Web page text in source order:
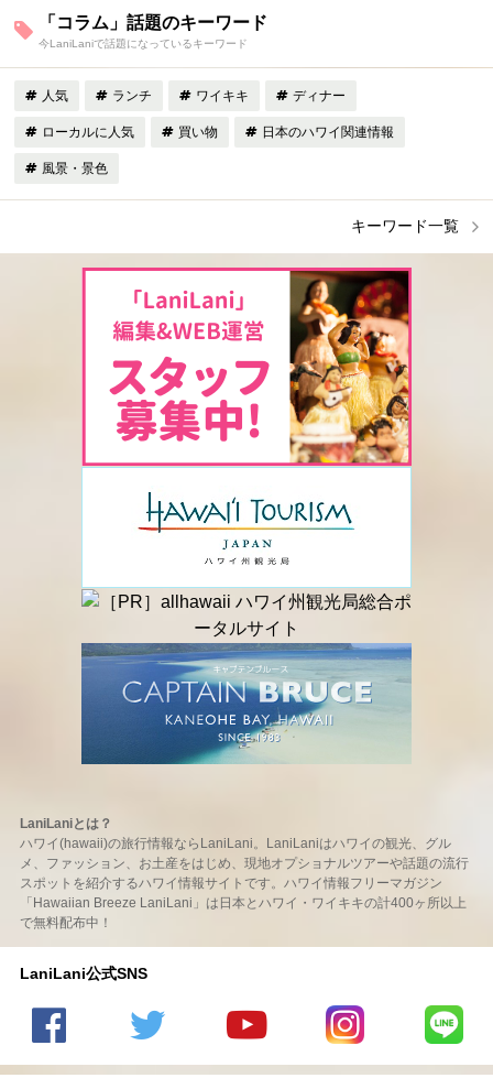
「コラム」話題のキーワード
今LaniLaniで話題になっているキーワード
人気 ランチ ワイキキ ディナー
ローカルに人気 買い物 日本のハワイ関連情報
風景・景色
キーワード一覧
LaniLaniとは？
ハワイ(hawaii)の旅行情報ならLaniLani。LaniLaniはハワイの観光、グル
メ、ファッション、お土産をはじめ、現地オプショナルツアーや話題の流行
スポットを紹介するハワイ情報サイトです。ハワイ情報フリーマガジン
「Hawaiian Breeze LaniLani」は日本とハワイ・ワイキキの計400ヶ所以上
で無料配布中！
LaniLani公式SNS
LaniLani
LaniLani